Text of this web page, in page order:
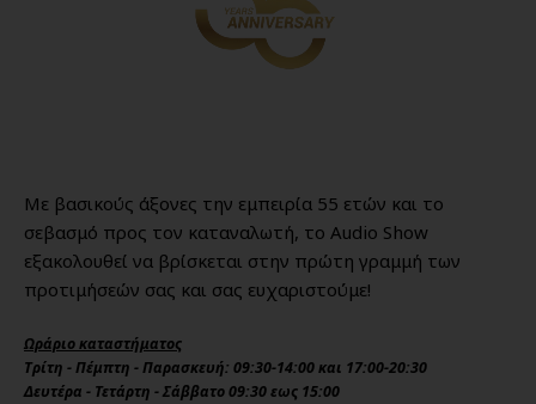
Με βασικούς άξονες την εμπειρία 55 ετών και το
σεβασμό προς τον καταναλωτή, το Audio Show
εξακολουθεί να βρίσκεται στην πρώτη γραμμή των
προτιμήσεών σας και σας ευχαριστούμε!
Ωράριο καταστήματος
Τρίτη - Πέμπτη - Παρασκευή: 09:30-14:00 και 17:00-20:30
Δευτέρα - Τετάρτη - Σάββατο 09:30 εως 15:00